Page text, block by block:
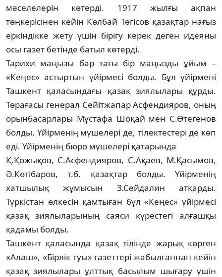
мәселелерін көтерді. 1917 жылғы ақ­пан
төңкерісінен кейін Көлбай Төгісов қазақ­тар нағыз
еркіндікке жету үшін бірігу керек деген идеяны
осы газет бетінде батыл көтерді.
Тарихи маңызы бар тағы бір маңызды ұйым –
«Кеңес» астыртын үйірмесі болды. Бұл үйірмені
Ташкент қаласындағы қазақ зиялылары құрды.
Төрағасы генерал Сейіт­жа­пар Асфендияров, оның
орынбасарлары Мұстафа Шоқай мен С.Өтегенов
болды. Үйір­менің мүшелері де, тілектестері де көп
еді. Үйірменің бюро мүшелері қатарында
Қ.Қожықов, С.Асфендияров, С.Ақаев, М.Қас­ымов,
Ә.Көтібаров, т.б. қазақтар болды. Үйір­менің
хатшылық жұмысын З.Сейдалин атқар­ды.
Түркістан өлкесін қамтыған бұл «Кеңес» үйірмесі
қазақ зиялыларының саяси күрестегі алғашқы
қадамы болды.
Ташкент қаласында қазақ тілінде жарық көрген
«Алаш», «Бірлік туы» газеттері жабыл­ғаннан кейін
қазақ зиялылары ұлттық бас­ыл­ым шығару үшін